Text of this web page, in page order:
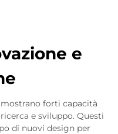
e
forti capacità
e sviluppo. Questi
di nuovi design per